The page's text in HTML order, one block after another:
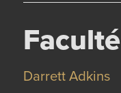
Faculté
Darrett Adkins